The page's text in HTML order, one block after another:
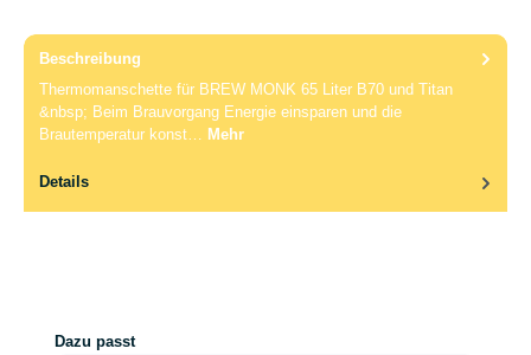
Beschreibung
Thermomanschette für BREW MONK 65 Liter B70 und Titan
&nbsp; Beim Brauvorgang Energie einsparen und die
Brautemperatur konst… Mehr
Details
Produktgalerie überspringen
Dazu passt